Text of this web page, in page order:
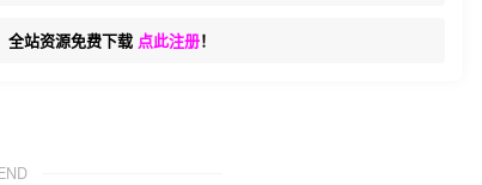
全站资源免费下载 点此注册！